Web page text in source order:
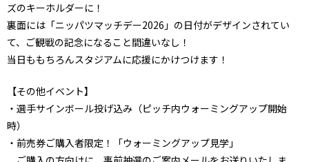
ズのキーホルダーに！
裏面には「ニッパツマッチデー2026」の日付がデザインされてい
て、ご観戦の記念になること間違いなし！
当日ももちろんスタジアムに応援にかけつけます！
【その他イベント】
・選手サインボール投げ込み（ピッチ内ウォーミングアップ開始
時）
・前売券ご購入者限定！「ウォーミングアップ見学」